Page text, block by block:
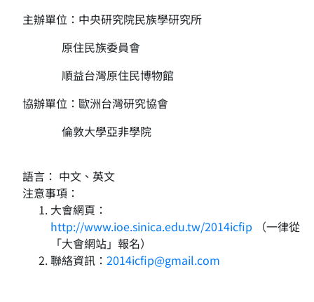
主辦單位：中央研究院民族學研究所
原住民族委員會
順益台灣原住民博物館
協辦單位：歐洲台灣研究協會
倫敦大學亞非學院
語言： 中文、英文
注意事項：
大會網頁：
http://www.ioe.sinica.edu.tw/2014icfip （一律從
「大會網站」報名）
聯絡資訊： 2014icfip@gmail.com